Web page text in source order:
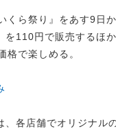
ら祭り』をあす9日
を110円で販売するほ
で楽しめる。
各店舗でオリジナル